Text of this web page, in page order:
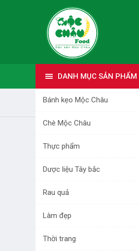
DANH MỤC SẢN PHẨM
Bánh kẹo Mộc Châu
Chè Mộc Châu
Thực phẩm
Dược liệu Tây bắc
Rau quả
Làm đẹp
Thời trang
Trang nhất Bài viết